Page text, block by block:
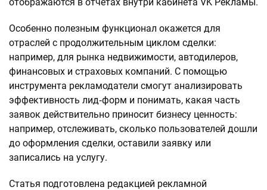
Особенно полезным функционал окажется для
отраслей с продолжительным циклом сделки:
например, для рынка недвижимости, автодилеров,
финансовых и страховых компаний. С помощью
инструмента рекламодатели смогут анализировать
эффективность лид‑форм и понимать, какая часть
заявок действительно приносит бизнесу ценность:
например, отслеживать, сколько пользователей дошли
до оформления сделки, оставили заявку или
записались на услугу.
Статья подготовлена редакцией рекламной